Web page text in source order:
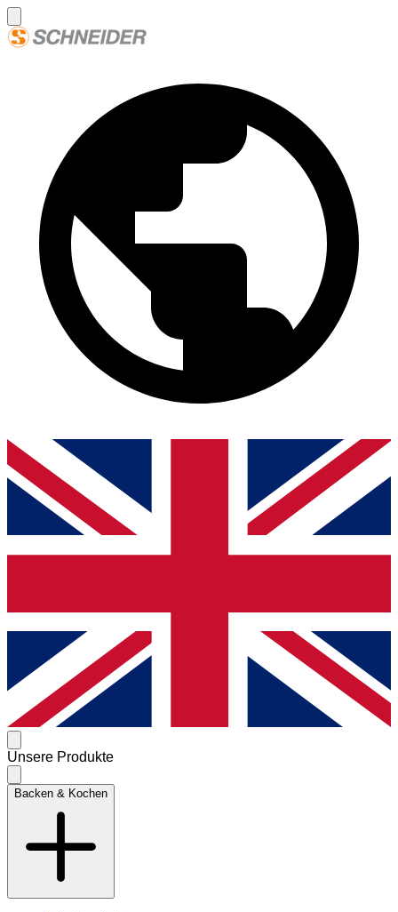
Unsere Produkte
Backen & Kochen